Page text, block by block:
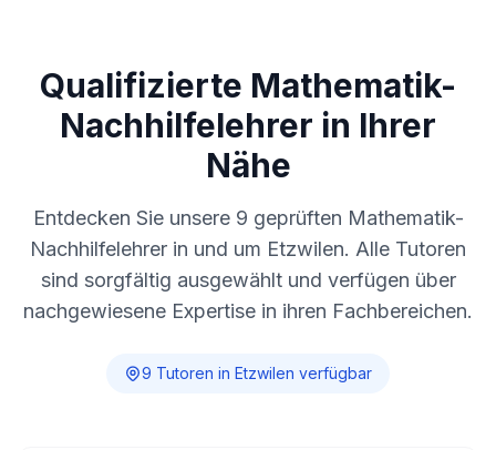
Qualifizierte Mathematik-
Nachhilfelehrer in Ihrer
Nähe
Entdecken Sie unsere 9 geprüften Mathematik-
Nachhilfelehrer in und um Etzwilen. Alle Tutoren
sind sorgfältig ausgewählt und verfügen über
nachgewiesene Expertise in ihren Fachbereichen.
9 Tutoren in Etzwilen verfügbar